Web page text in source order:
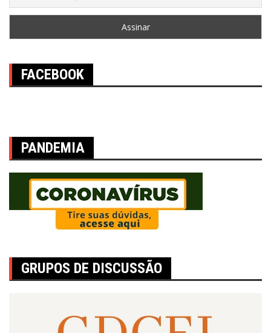
FACEBOOK
PANDEMIA
GRUPOS DE DISCUSSÃO